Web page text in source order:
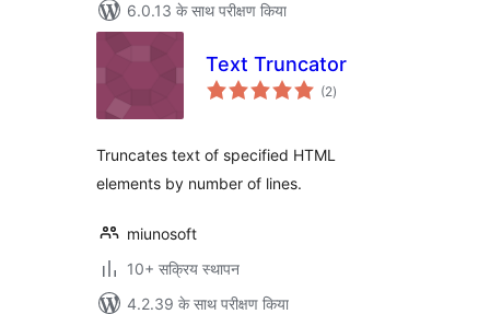
6.0.13 के साथ परीक्षण किया
Text Truncator
(2कुल
दर)
Truncates text of specified HTML
elements by number of lines.
miunosoft
10+ सक्रिय स्थापन
4.2.39 के साथ परीक्षण किया